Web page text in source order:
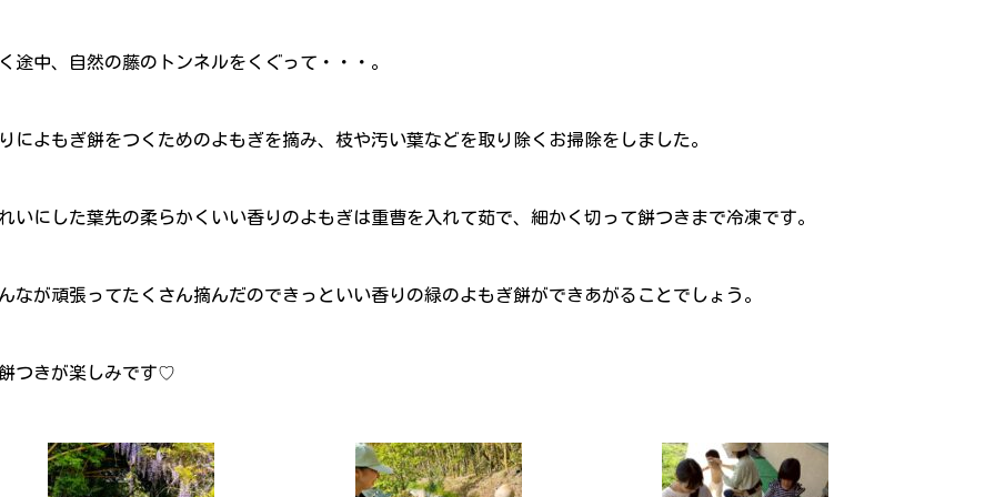
途中、自然の藤のトンネルをくぐって・・・。
によもぎ餅をつくためのよもぎを摘み、枝や汚い葉などを取り除くお掃除をしました。
いにした葉先の柔らかくいい香りのよもぎは重曹を入れて茹で、細かく切って餅つきまで冷凍です。
なが頑張ってたくさん摘んだのできっといい香りの緑のよもぎ餅ができあがることでしょう。
つきが楽しみです♡